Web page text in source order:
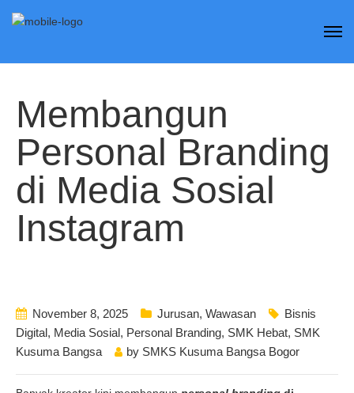
Membangun
Personal Branding
di Media Sosial
Instagram
November 8, 2025 Jurusan, Wawasan
Bisnis
Digital, Media Sosial, Personal Branding, SMK Hebat, SMK
Kusuma Bangsa
by SMKS Kusuma Bangsa Bogor